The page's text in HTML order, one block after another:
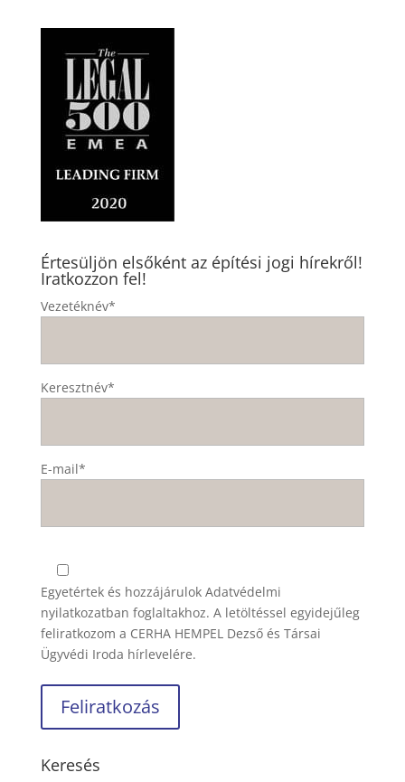
Értesüljön elsőként az építési jogi hírekről!
Iratkozzon fel!
Vezetéknév*
Keresztnév*
E-mail*
Egyetértek és hozzájárulok Adatvédelmi
nyilatkozatban foglaltakhoz. A letöltéssel egyidejűleg
feliratkozom a CERHA HEMPEL Dezső és Társai
Ügyvédi Iroda hírlevelére.
Keresés